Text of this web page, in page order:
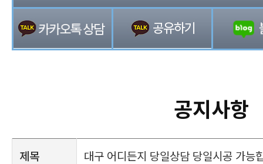
공지사항
제목 대구 어디든지 당일상담 당일시공 가능